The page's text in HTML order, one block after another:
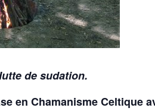
de sudation.
en Chamanisme Celtique